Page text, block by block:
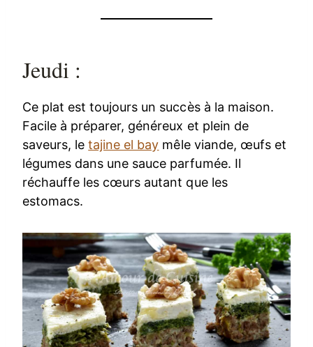
Jeudi :
Ce plat est toujours un succès à la maison.
Facile à préparer, généreux et plein de
saveurs, letajine el bay mêle viande, œufs et
légumes dans une sauce parfumée. Il
réchauffe les cœurs autant que les
estomacs.